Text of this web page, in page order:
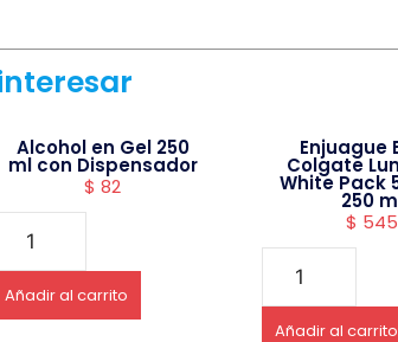
Alcohol en Gel 250
ml con Dispensador
$ 82
Añadir al carrito
Enjuague
Colgate
White Pack
250
$ 545
Añadir al carrito